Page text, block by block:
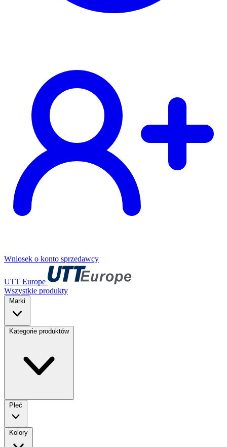
Wniosek o konto sprzedawcy
UTT Europe
Wszystkie produkty
Marki
Kategorie produktów
Płeć
Kolory